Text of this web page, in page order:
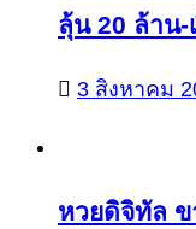
ลุ้น 20 ล้าน-
3 สิงหาคม
หวยดิจิทัล ข